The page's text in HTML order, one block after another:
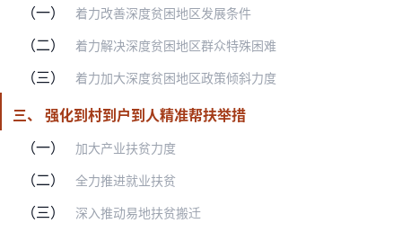
（一）
着力改善深度贫困地区发展条件
（二） 着力解决深度贫困地区群众特殊困难
（三） 着力加大深度贫困地区政策倾斜力度
三、 强化到村到户到人精准帮扶举措
（一）
加大产业扶贫力度
（二） 全力推进就业扶贫
（三） 深入推动易地扶贫搬迁